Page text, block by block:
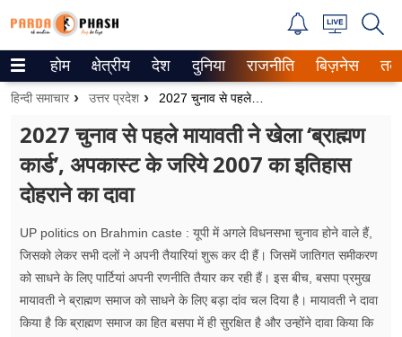
Trending on Google News
वेब स्टोरीज
उत्तर प्रदेश
गैलरी
वीडियो
रिलेशनशिप
होम क्षेत्रीय देश दुनिया राजनीति बिज़नेस
हिन्दी समाचार उत्तर प्रदेश 2027 चुनाव से पहले मायावती ने खेला ‘ब्राह्मण कार्ड’, अपकास्ट के जरिये 2007 का इतिहास दोहराने का दावा
2027 चुनाव से पहले मायावती ने खेला ‘ब्राह्मण
कार्ड’, अपकास्ट के जरिये 2007 का इतिहास
दोहराने का दावा
UP politics on Brahmin caste : यूपी में अगले विधनसभा चुनाव होने वाले हैं,
जिसको लेकर सभी दलों ने अपनी तैयारियां शुरू कर दी हैं। जिसमें जातिगत समीकरण
को साधने के लिए पार्टियां अपनी रणनीति तैयार कर रही हैं। इस बीच, बसपा प्रमुख
मायावती ने ब्राह्मण समाज को साधने के लिए बड़ा दांव चल दिया है। मायावती ने दावा
किया है कि ब्राह्मण समाज का हित बसपा में ही सुरक्षित है और उन्होंने दावा किया कि